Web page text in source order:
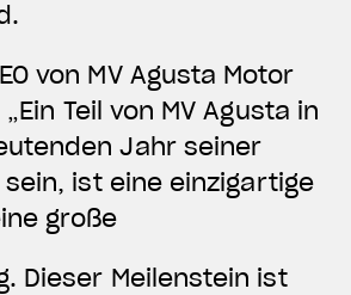
von MV Agusta Motor
Teil von MV Agusta in
Jahr seiner
ist eine einzigartige
große
Dieser Meilenstein ist